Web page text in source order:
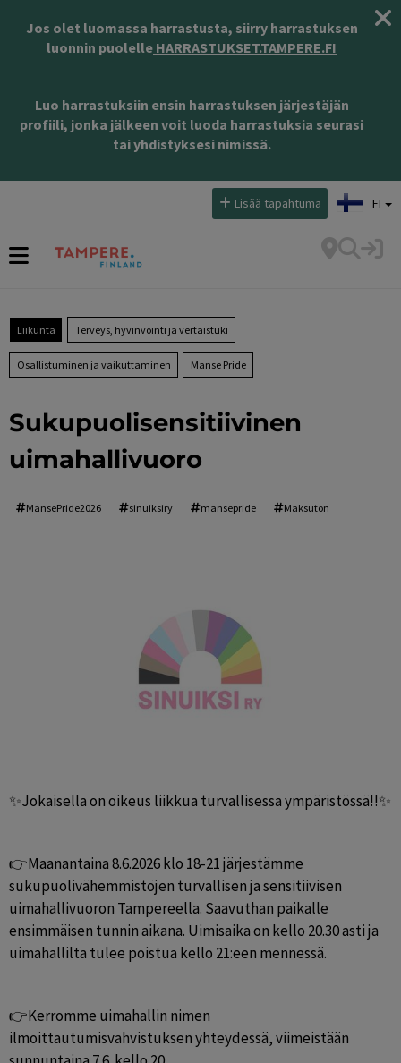
Jos olet luomassa harrastusta, siirry harrastuksen
luonnin puolelle HARRASTUKSET.TAMPERE.FI
Luo harrastuksiin ensin harrastuksen järjestäjän
profiili, jonka jälkeen voit luoda harrastuksia seurasi
tai yhdistyksesi nimissä.
Lisää tapahtuma FI
Liikunta Terveys, hyvinvointi ja vertaistuki
Osallistuminen ja vaikuttaminen Manse Pride
Sukupuolisensitiivinen
uimahallivuoro
MansePride2026 sinuiksiry mansepride Maksuton
✨Jokaisella on oikeus liikkua turvallisessa ympäristössä!!✨
👉Maanantaina 8.6.2026 klo 18-21 järjestämme
sukupuolivähemmistöjen turvallisen ja sensitiivisen
uimahallivuoron Tampereella. Saavuthan paikalle
ensimmäisen tunnin aikana. Uimisaika on kello 20.30 asti ja
uimahallilta tulee poistua kello 21:een mennessä.
👉Kerromme uimahallin nimen
ilmoittautumisvahvistuksen yhteydessä, viimeistään